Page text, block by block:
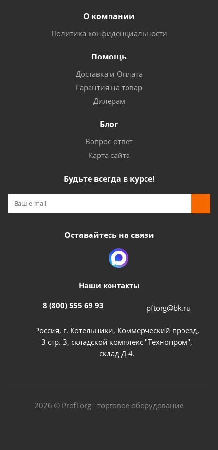
О компании
Политика конфиденциальности
Помощь
Доставка и Оплата
Гарантия на товар
Дилерам
Блог
Вопрос-ответ
Карта сайта
Будьте всегда в курсе!
Оставайтесь на связи
Наши контакты
8 (800) 555 69 93 pftorg@bk.ru
Россия, г. Котельники, Коммерческий проезд,
3 стр. 3, складской комплекс "Технопром",
склад Д-4.
2026 © ProfTorg - торговое оборудование